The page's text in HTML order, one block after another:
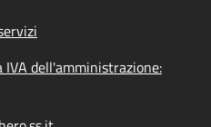
dell'amministrazione: